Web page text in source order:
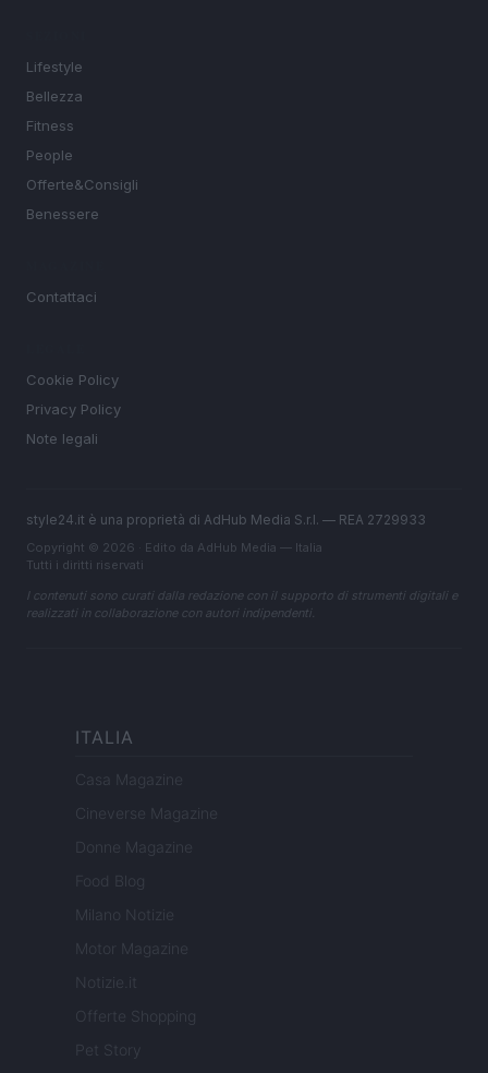
Lifestyle
Bellezza
Fitness
People
Offerte&Consigli
Benessere
Contattaci
Cookie Policy
Privacy Policy
Note legali
style24.it è una proprietà di AdHub Media S.r.l. — REA 2729933
Copyright © 2026 · Edito da AdHub Media — Italia
Tutti i diritti riservati
I contenuti sono curati dalla redazione con il supporto di strumenti digitali e
realizzati in collaborazione con autori indipendenti.
ITALIA
Casa Magazine
Cineverse Magazine
Donne Magazine
Food Blog
Milano Notizie
Motor Magazine
Notizie.it
Offerte Shopping
Pet Story